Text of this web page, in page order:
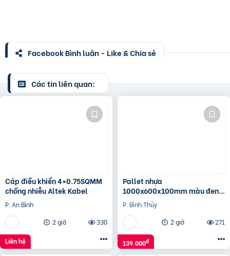
Facebook Bình luận - Like & Chia sẻ
Các tin liên quan:
Cáp điều khiển 4×0.75SQMM
chống nhiễu Altek Kabel
P. An Bình
2 giờ
330
Liên hệ
Pallet nhựa
1000x600x100mm màu đen –
thanh lý hàng tồn giá siêu rẻ
P. Bình Thủy
2 giờ
271
139.000đ